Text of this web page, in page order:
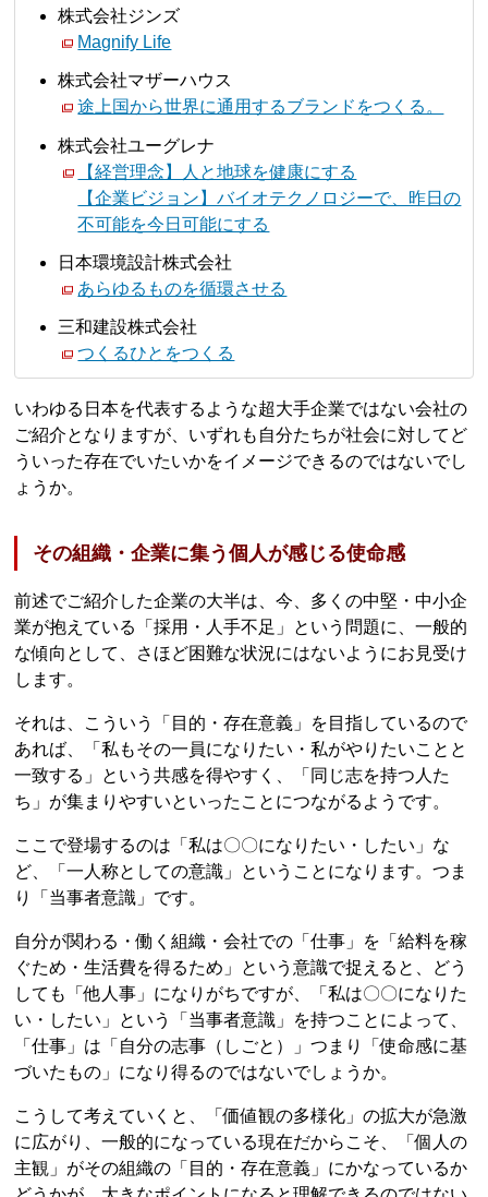
株式会社ジンズ
Magnify Life
株式会社マザーハウス
途上国から世界に通用するブランドをつくる。
株式会社ユーグレナ
【経営理念】人と地球を健康にする
【企業ビジョン】バイオテクノロジーで、昨日の
不可能を今日可能にする
日本環境設計株式会社
あらゆるものを循環させる
三和建設株式会社
つくるひとをつくる
いわゆる日本を代表するような超大手企業ではない会社の
ご紹介となりますが、いずれも自分たちが社会に対してど
ういった存在でいたいかをイメージできるのではないでし
ょうか。
その組織・企業に集う個人が感じる使命感
前述でご紹介した企業の大半は、今、多くの中堅・中小企
業が抱えている「採用・人手不足」という問題に、一般的
な傾向として、さほど困難な状況にはないようにお見受け
します。
それは、こういう「目的・存在意義」を目指しているので
あれば、「私もその一員になりたい・私がやりたいことと
一致する」という共感を得やすく、「同じ志を持つ人た
ち」が集まりやすいといったことにつながるようです。
ここで登場するのは「私は〇〇になりたい・したい」な
ど、「一人称としての意識」ということになります。つま
り「当事者意識」です。
自分が関わる・働く組織・会社での「仕事」を「給料を稼
ぐため・生活費を得るため」という意識で捉えると、どう
しても「他人事」になりがちですが、「私は〇〇になりた
い・したい」という「当事者意識」を持つことによって、
「仕事」は「自分の志事（しごと）」つまり「使命感に基
づいたもの」になり得るのではないでしょうか。
こうして考えていくと、「価値観の多様化」の拡大が急激
に広がり、一般的になっている現在だからこそ、「個人の
主観」がその組織の「目的・存在意義」にかなっているか